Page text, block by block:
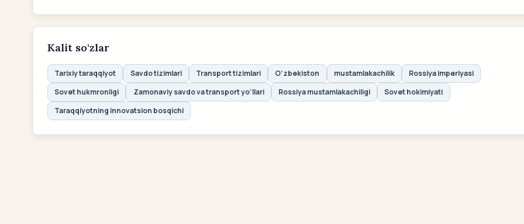
Kalit so‘zlar
Tarixiy taraqqiyot Savdo tizimlari Transport tizimlari O‘zbekiston mustamlakachilik
Rossiya imperiyasi
Sovet hukmronligi
Zamonaviy savdo va transport yo‘llari Rossiya mustamlakachiligi
Sovet hokimiyati
Taraqqiyotning innovatsion bosqichi